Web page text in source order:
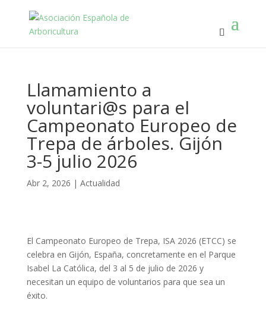
Llamamiento a
voluntari@s para el
Campeonato Europeo de
Trepa de árboles. Gijón
3-5 julio 2026
Abr 2, 2026 | Actualidad
El Campeonato Europeo de Trepa, ISA 2026 (ETCC) se
celebra en Gijón, España, concretamente en el Parque
Isabel La Católica, del 3 al 5 de julio de 2026 y
necesitan un equipo de voluntarios para que sea un
éxito.